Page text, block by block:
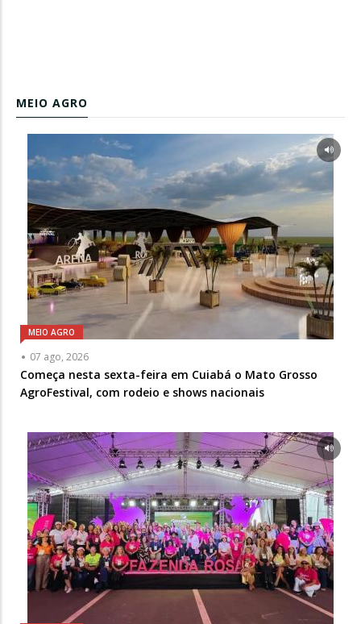
MEIO AGRO
MEIO AGRO
07 ago, 2026
Começa nesta sexta-feira em Cuiabá o Mato Grosso
AgroFestival, com rodeio e shows nacionais